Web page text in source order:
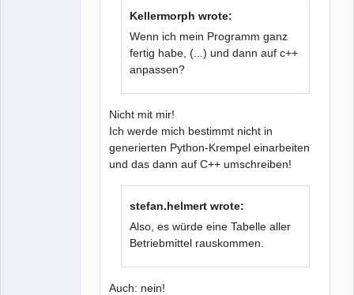
Kellermorph wrote:
Wenn ich mein Programm ganz
fertig habe, (...) und dann auf c++
anpassen?
Nicht mit mir!
Ich werde mich bestimmt nicht in
generierten Python-Krempel einarbeiten
und das dann auf C++ umschreiben!
stefan.helmert wrote:
Also, es würde eine Tabelle aller
Betriebmittel rauskommen.
Auch: nein!